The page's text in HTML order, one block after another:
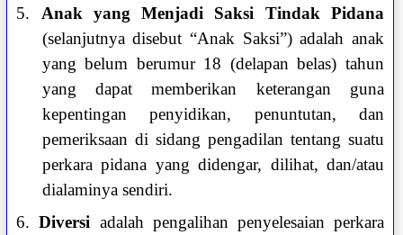
5. Anak yang Menjadi Saksi Tindak Pidana
(selanjutnya disebut “Anak Saksi”) adalah anak
yang belum berumur 18 (delapan belas) tahun
yang dapat memberikan keterangan guna
kepentingan penyidikan, penuntutan, dan
pemeriksaan di sidang pengadilan tentang suatu
perkara pidana yang didengar, dilihat, dan/atau
dialaminya sendiri.
6.Diversi adalah pengalihan penyelesaian perkara